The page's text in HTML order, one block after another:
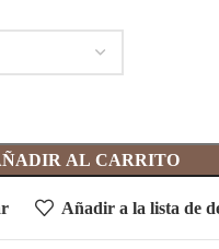
AL CARRITO
Añadir a la lista de